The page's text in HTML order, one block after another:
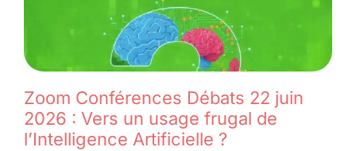
Zoom Conférences Débats 22 juin
2026 : Vers un usage frugal de
l’Intelligence Artificielle ?